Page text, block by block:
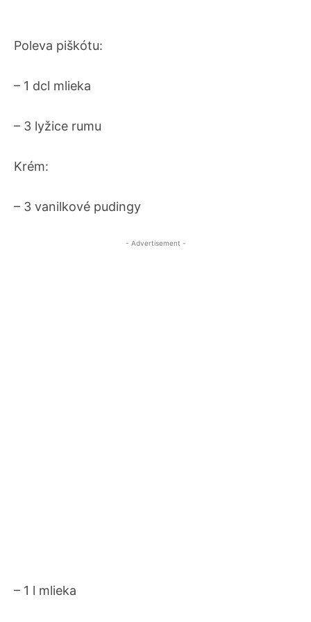
Poleva piškótu:
– 1 dcl mlieka
– 3 lyžice rumu
Krém:
– 3 vanilkové pudingy
- Advertisement -
– 1 l mlieka